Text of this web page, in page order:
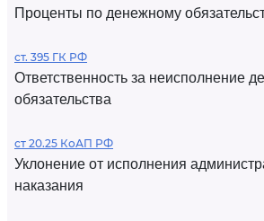
Проценты по денежному
ст. 395 ГК РФ
Ответственность за неисполнение
обязательства
ст 20.25 КоАП РФ
Уклонение от исполнения
наказания